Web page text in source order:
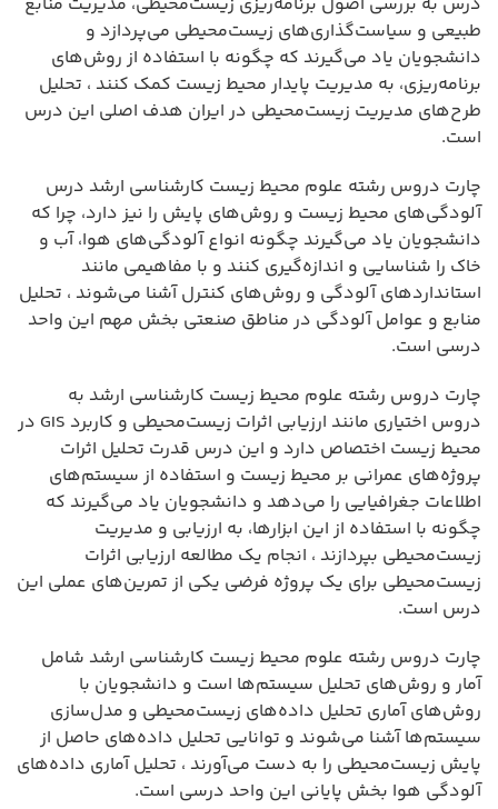
طبیعی و سیاست‌گذاری‌های زیست‌محیطی می‌پردازد و
دانشجویان یاد می‌گیرند که چگونه با استفاده از روش‌های
برنامه‌ریزی، به مدیریت پایدار محیط زیست کمک کنند ، تحلیل
طرح‌های مدیریت زیست‌محیطی در ایران هدف اصلی این درس
است.
چارت دروس رشته علوم محیط زیست کارشناسی ارشد درس
آلودگی‌های محیط زیست و روش‌های پایش را نیز دارد، چرا که
دانشجویان یاد می‌گیرند چگونه انواع آلودگی‌های هوا، آب و
خاک را شناسایی و اندازه‌گیری کنند و با مفاهیمی مانند
استانداردهای آلودگی و روش‌های کنترل آشنا می‌شوند ، تحلیل
منابع و عوامل آلودگی در مناطق صنعتی بخش مهم این واحد
درسی است.
چارت دروس رشته علوم محیط زیست کارشناسی ارشد به
دروس اختیاری مانند ارزیابی اثرات زیست‌محیطی و کاربرد GIS در
محیط زیست اختصاص دارد و این درس قدرت تحلیل اثرات
پروژه‌های عمرانی بر محیط زیست و استفاده از سیستم‌های
اطلاعات جغرافیایی را می‌دهد و دانشجویان یاد می‌گیرند که
چگونه با استفاده از این ابزارها، به ارزیابی و مدیریت
زیست‌محیطی بپردازند ، انجام یک مطالعه ارزیابی اثرات
زیست‌محیطی برای یک پروژه فرضی یکی از تمرین‌های عملی این
درس است.
چارت دروس رشته علوم محیط زیست کارشناسی ارشد شامل
آمار و روش‌های تحلیل سیستم‌ها است و دانشجویان با
روش‌های آماری تحلیل داده‌های زیست‌محیطی و مدل‌سازی
سیستم‌ها آشنا می‌شوند و توانایی تحلیل داده‌های حاصل از
پایش زیست‌محیطی را به دست می‌آورند ، تحلیل آماری داده‌های
آلودگی هوا بخش پایانی این واحد درسی است.